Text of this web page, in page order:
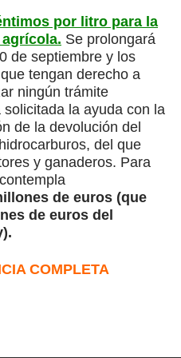
por litro para la
Se prolongará
de septiembre y los
tengan derecho a
ningún trámite
la ayuda con la
de la devolución del
del que
y ganaderos. Para
de euros (que
de euros del
COMPLETA